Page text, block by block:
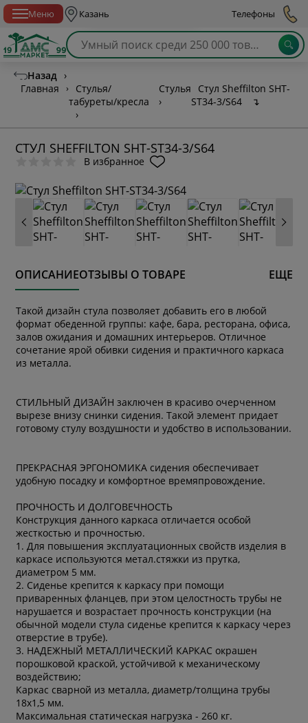
Меню Казань Телефоны
Назад ›
Главная
›
Стулья/
табуреты/кресла
›
Стулья
›
Стул Sheffilton SHT-
ST34-3/S64
↴
СТУЛ SHEFFILTON SHT-ST34-3/S64
В избранное
ОПИСАНИЕОТЗЫВЫ О ТОВАРЕ ЕЩЕ
Такой дизайн стула позволяет добавить его в любой
формат обеденной группы: кафе, бара, ресторана, офиса,
залов ожидания и домашних интерьеров. Отличное
сочетание ярой обивки сидения и практичного каркаса
из металла.
СТИЛЬНЫЙ ДИЗАЙН заключен в красиво очерченном
вырезе внизу снинки сидения. Такой элемент придает
готовому стулу воздушности и удобство в использовании.
ПРЕКРАСНАЯ ЭРГОНОМИКА сидения обеспечивает
удобную посадку и комфортное времяпровождение.
ПРОЧНОСТЬ И ДОЛГОВЕЧНОСТЬ
Конструкция данного каркаса отличается особой
жесткостью и прочностью.
1. Для повышения эксплуатационных свойств изделия в
каркасе используются метал.стяжки из прутка,
диаметром 5 мм.
2. Сиденье крепится к каркасу при помощи
приваренных фланцев, при этом целостность трубы не
нарушается и возрастает прочность конструкции (на
обычной модели стула сиденье крепится к каркасу через
отверстие в трубе).
3. НАДЕЖНЫЙ МЕТАЛЛИЧЕСКИЙ КАРКАС окрашен
порошковой краской, устойчивой к механическому
воздействию;
Каркас сварной из металла, диаметр/толщина трубы
18х1,5 мм.
Максимальная статическая нагрузка - 260 кг.